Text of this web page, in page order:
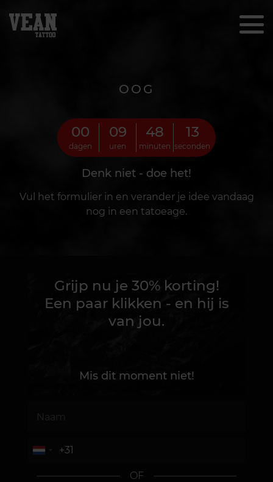
OOG
00
dagen
09
uren
48
minuten
11
seconden
Denk niet - doe het!
Vul het formulier in en verander je idee vandaag
nog in een tatoeage.
Grijp nu je 30% korting!
Een paar klikken - en hij is
van jou.
Mis dit moment niet!
OF